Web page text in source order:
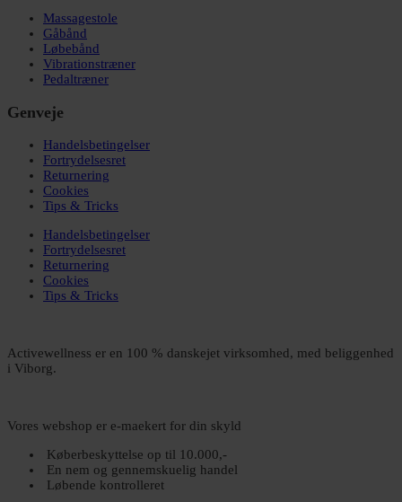
Massagestole
Gåbånd
Løbebånd
Vibrationstræner
Pedaltræner
Genveje
Handelsbetingelser
Fortrydelsesret
Returnering
Cookies
Tips & Tricks
Handelsbetingelser
Fortrydelsesret
Returnering
Cookies
Tips & Tricks
Activewellness er en 100 % danskejet virksomhed, med beliggenhed
i Viborg.
Vores webshop er e-maekert for din skyld
Køberbeskyttelse op til 10.000,-
En nem og gennemskuelig handel
Løbende kontrolleret